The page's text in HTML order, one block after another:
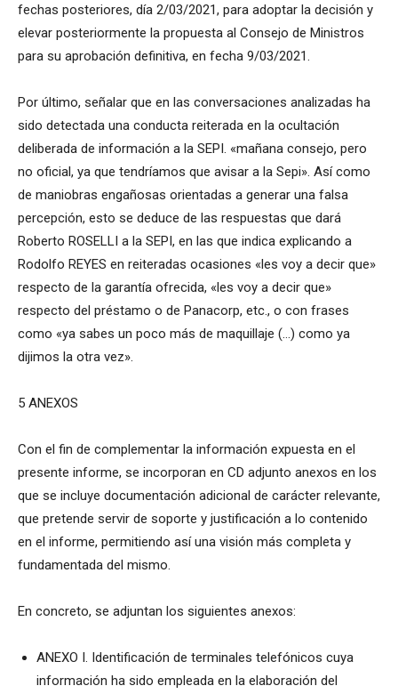
fechas posteriores, día 2/03/2021, para adoptar la decisión y
elevar posteriormente la propuesta al Consejo de Ministros
para su aprobación definitiva, en fecha 9/03/2021.
Por último, señalar que en las conversaciones analizadas ha
sido detectada una conducta reiterada en la ocultación
deliberada de información a la SEPI. «mañana consejo, pero
no oficial, ya que tendríamos que avisar a la Sepi». Así como
de maniobras engañosas orientadas a generar una falsa
percepción, esto se deduce de las respuestas que dará
Roberto ROSELLI a la SEPI, en las que indica explicando a
Rodolfo REYES en reiteradas ocasiones «les voy a decir que»
respecto de la garantía ofrecida, «les voy a decir que»
respecto del préstamo o de Panacorp, etc., o con frases
como «ya sabes un poco más de maquillaje (…) como ya
dijimos la otra vez».
5 ANEXOS
Con el fin de complementar la información expuesta en el
presente informe, se incorporan en CD adjunto anexos en los
que se incluye documentación adicional de carácter relevante,
que pretende servir de soporte y justificación a lo contenido
en el informe, permitiendo así una visión más completa y
fundamentada del mismo.
En concreto, se adjuntan los siguientes anexos:
ANEXO I. Identificación de terminales telefónicos cuya
información ha sido empleada en la elaboración del